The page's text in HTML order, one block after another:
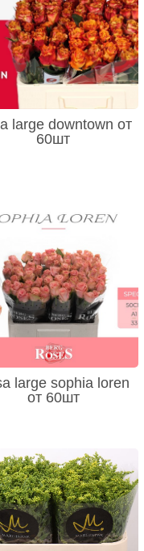
large downtown от
60шт
large sophia loren
от 60шт